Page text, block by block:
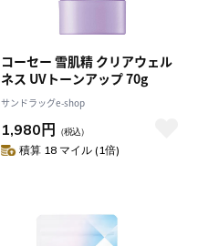
コーセー 雪肌精 クリアウェル
ネス UVトーンアップ 70g
サンドラッグe-shop
1,980円 （税込）
積算 18 マイル (1倍)